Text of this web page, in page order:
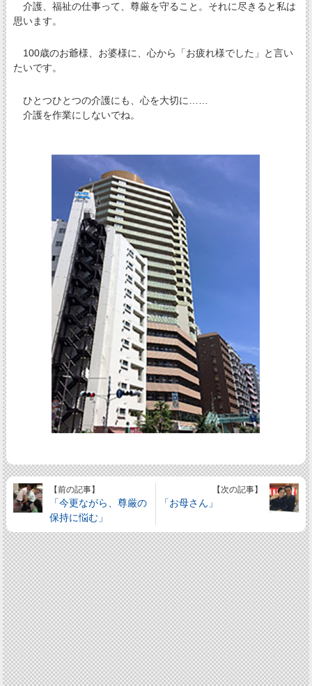
介護、福祉の仕事って、尊厳を守ること。それに尽きると私は
思います。
100歳のお爺様、お婆様に、心から「お疲れ様でした」と言い
たいです。
ひとつひとつの介護にも、心を大切に……
介護を作業にしないでね。
【前の記事】
「今更ながら、尊厳の
保持に悩む」
【次の記事】
「お母さん」